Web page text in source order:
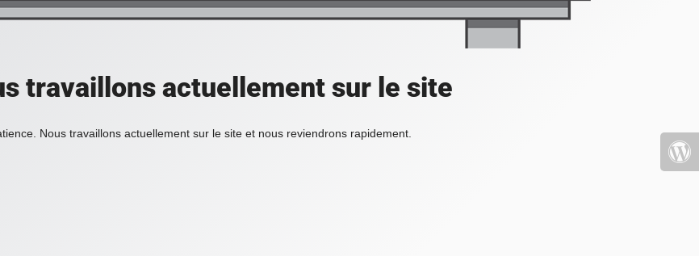
travaillons actuellement sur le site
Nous travaillons actuellement sur le site et nous reviendrons rapidement.